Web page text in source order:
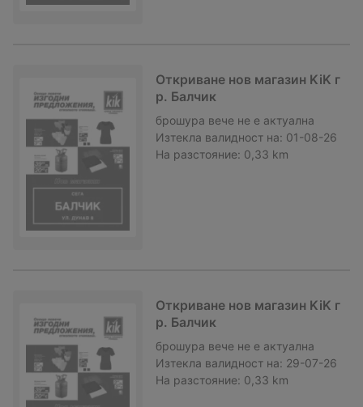
Откриване нов магазин KiK г
р. Балчик
брошура вече не е актуална
Изтекла валидност на: 01-08-26
На разстояние: 0,33 km
Откриване нов магазин KiK г
р. Балчик
брошура вече не е актуална
Изтекла валидност на: 29-07-26
На разстояние: 0,33 km